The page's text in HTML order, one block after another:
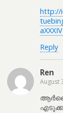
http://
Reply
Ren
August